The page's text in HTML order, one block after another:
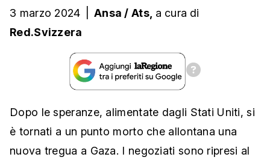
3 marzo 2024 Ansa / Ats, a cura di
Red.Svizzera
Dopo le speranze, alimentate dagli Stati Uniti, si
è tornati a un punto morto che allontana una
nuova tregua a Gaza. I negoziati sono ripresi al